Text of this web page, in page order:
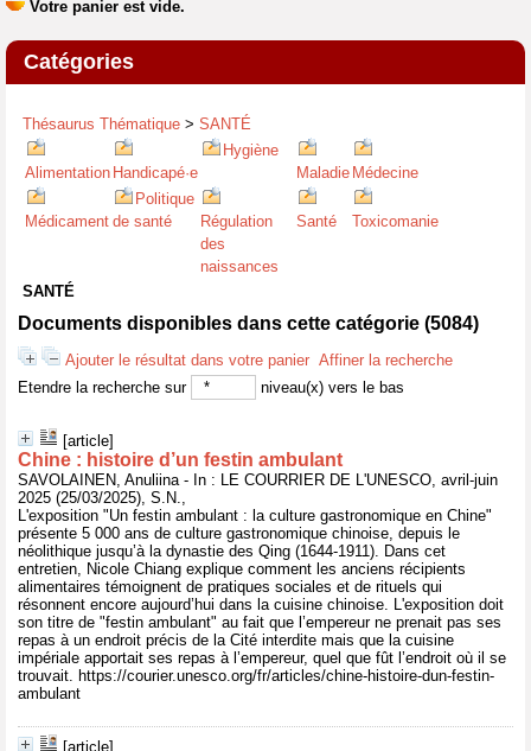
Catégories
Thésaurus Thématique > SANTÉ
Alimentation Handicapé·e
Hygiène
Maladie Médecine
Médicament
Politique
de santé
Régulation
des
naissances
Santé Toxicomanie
SANTÉ
Documents disponibles dans cette catégorie (5084)
Ajouter le résultat dans votre panier Affiner la recherche
Etendre la recherche sur
niveau(x) vers le bas
[article]
Chine : histoire d’un festin ambulant
SAVOLAINEN, Anuliina - In : LE COURRIER DE L'UNESCO, avril-juin
2025 (25/03/2025), S.N.,
L'exposition "Un festin ambulant : la culture gastronomique en Chine"
présente 5 000 ans de culture gastronomique chinoise, depuis le
néolithique jusqu’à la dynastie des Qing (1644-1911). Dans cet
entretien, Nicole Chiang explique comment les anciens récipients
alimentaires témoignent de pratiques sociales et de rituels qui
résonnent encore aujourd’hui dans la cuisine chinoise. L'exposition doit
son titre de "festin ambulant" au fait que l’empereur ne prenait pas ses
repas à un endroit précis de la Cité interdite mais que la cuisine
impériale apportait ses repas à l’empereur, quel que fût l’endroit où il se
trouvait. https://courier.unesco.org/fr/articles/chine-histoire-dun-festin-
ambulant
[article]